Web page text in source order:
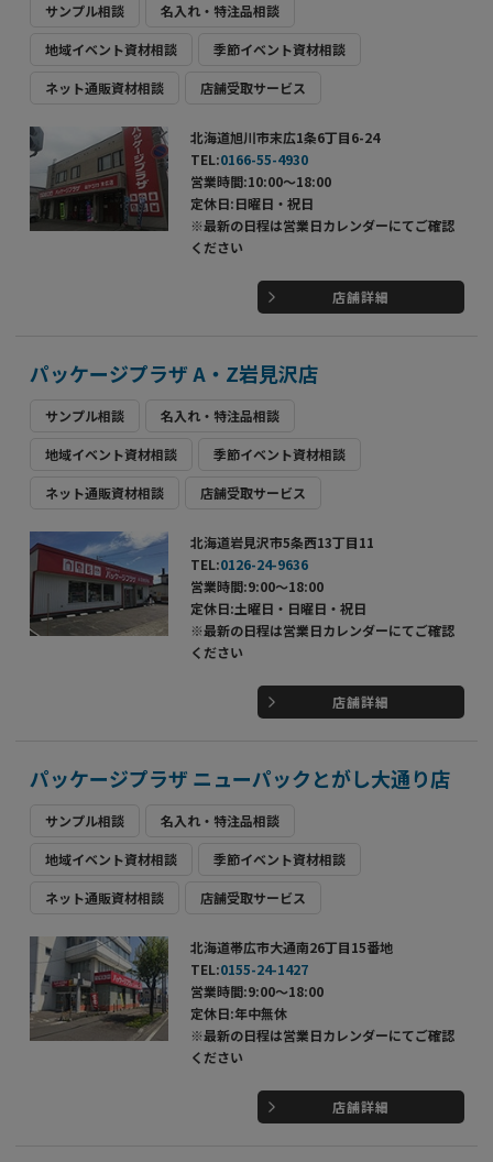
サンプル相談 名入れ・特注品相談
地域イベント資材相談 季節イベント資材相談
ネット通販資材相談 店舗受取サービス
北海道旭川市末広1条6丁目6-24
TEL:0166-55-4930
営業時間:10:00～18:00
定休日:日曜日・祝日
※最新の日程は営業日カレンダーにてご確認
ください
店舗詳細
パッケージプラザ A・Z岩見沢店
サンプル相談 名入れ・特注品相談
地域イベント資材相談 季節イベント資材相談
ネット通販資材相談 店舗受取サービス
北海道岩見沢市5条西13丁目11
TEL:0126-24-9636
営業時間:9:00～18:00
定休日:土曜日・日曜日・祝日
※最新の日程は営業日カレンダーにてご確認
ください
店舗詳細
パッケージプラザ ニューパックとがし大通り店
サンプル相談 名入れ・特注品相談
地域イベント資材相談 季節イベント資材相談
ネット通販資材相談 店舗受取サービス
北海道帯広市大通南26丁目15番地
TEL:0155-24-1427
営業時間:9:00～18:00
定休日:年中無休
※最新の日程は営業日カレンダーにてご確認
ください
店舗詳細